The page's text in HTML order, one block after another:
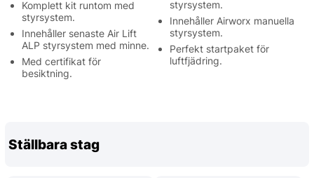
Komplett kit runtom med
styrsystem.
Innehåller senaste Air Lift
ALP styrsystem med minne.
Med certifikat för
besiktning.
styrsystem.
Innehåller Airworx manuella
styrsystem.
Perfekt startpaket för
luftfjädring.
Ställbara stag